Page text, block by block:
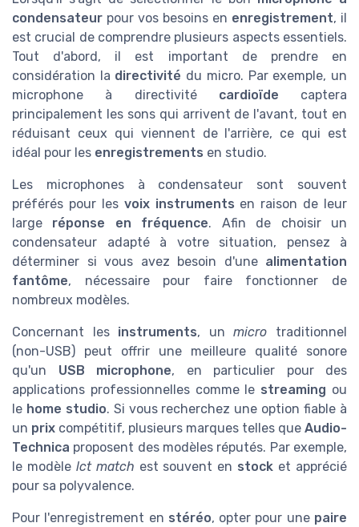
condensateur pour vos besoins en enregistrement, il
est crucial de comprendre plusieurs aspects essentiels.
Tout d'abord, il est important de prendre en
considération la directivité du micro. Par exemple, un
microphone à directivité cardioïde captera
principalement les sons qui arrivent de l'avant, tout en
réduisant ceux qui viennent de l'arrière, ce qui est
idéal pour les enregistrements en studio.
Les microphones à condensateur sont souvent
préférés pour les voix instruments en raison de leur
large réponse en fréquence. Afin de choisir un
condensateur adapté à votre situation, pensez à
déterminer si vous avez besoin d'une alimentation
fantôme, nécessaire pour faire fonctionner de
nombreux modèles.
Concernant les instruments, unmicro traditionnel
(non-USB) peut offrir une meilleure qualité sonore
qu'un USB microphone, en particulier pour des
applications professionnelles comme le streaming ou
le home studio. Si vous recherchez une option fiable à
un prix compétitif, plusieurs marques telles que Audio-
Technica proposent des modèles réputés. Par exemple,
le modèle lct match est souvent en stock et apprécié
pour sa polyvalence.
Pour l'enregistrement en stéréo, opter pour une paire